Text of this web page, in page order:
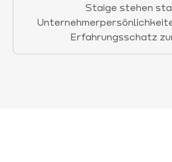
Staige stehen
Erfahrungsschatz